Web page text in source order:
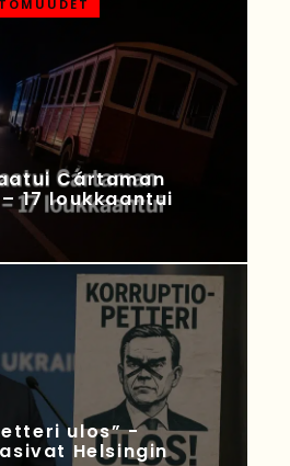
Cártaman
17 loukkaantui
ulos” -
Helsingin